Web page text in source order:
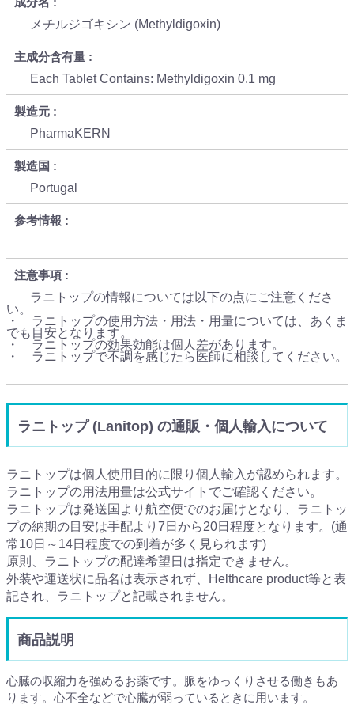
メチルジゴキシン (Methyldigoxin)
主成分含有量
Each Tablet Contains: Methyldigoxin 0.1 mg
製造元
PharmaKERN
製造国
Portugal
参考情報
注意事項
ラニトップの情報については以下の点にご注意くださ
い。
・ ラニトップの使用方法・用法・用量については、あくま
でも目安となります。
・ ラニトップの効果効能は個人差があります。
・ ラニトップで不調を感じたら医師に相談してください。
ラニトップ (Lanitop) の通販・個人輸入について
ラニトップは個人使用目的に限り個人輸入が認められます。
ラニトップの用法用量は公式サイトでご確認ください。
ラニトップは発送国より航空便でのお届けとなり、ラニトッ
プの納期の目安は手配より7日から20日程度となります。(通
常10日～14日程度での到着が多く見られます)
原則、ラニトップの配達希望日は指定できません。
外装や運送状に品名は表示されず、Helthcare product等と表
記され、ラニトップと記載されません。
商品説明
心臓の収縮力を強めるお薬です。脈をゆっくりさせる働きもあ
ります。心不全などで心臓が弱っているときに用います。